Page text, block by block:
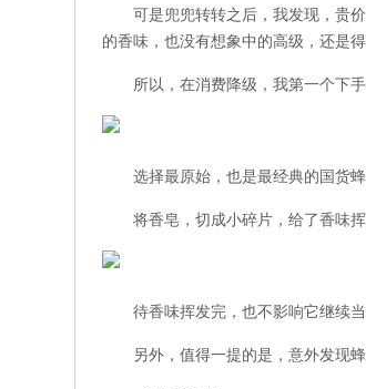
可是兜兜转转之后，我发现，贵
的香味，也没有想象中的高级，还是得
所以，在消费降级，我第一个下
选择最原始，也是最经典的国货
将香皂，切成小碎片，给了香味
待香味挥发完，也不影响它继续
另外，值得一提的是，意外发现